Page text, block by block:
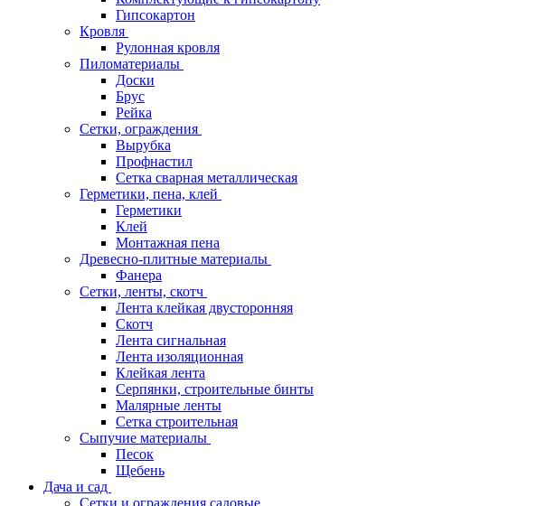
Гипсокартон
Кровля
Рулонная кровля
Пиломатериалы
Доски
Брус
Рейка
Сетки, ограждения
Вырубка
Профнастил
Сетка сварная металлическая
Герметики, пена, клей
Герметики
Клей
Монтажная пена
Древесно-плитные материалы
Фанера
Сетки, ленты, скотч
Лента клейкая двусторонняя
Скотч
Лента сигнальная
Лента изоляционная
Клейкая лента
Серпянки, строительные бинты
Малярные ленты
Сетка строительная
Сыпучие материалы
Песок
Щебень
Дача и сад
Сетки и ограждения садовые